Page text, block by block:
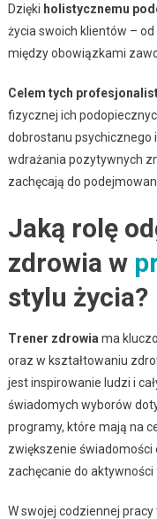
Dzięki holistycznemu
życia swoich klientów –
między obowiązkami
Celem tych
fizycznej ich
dobrostanu psychicznego
wdrażania pozytywnych
zachęcają do
Jaką rolę
zdrowia w
stylu życia?
Trener zdrowia ma
oraz w kształtowaniu
jest inspirowanie ludzi i
świadomych wyborów
programy, które mają na
zwiększenie świadomości
zachęcanie do aktywności
W swojej codziennej